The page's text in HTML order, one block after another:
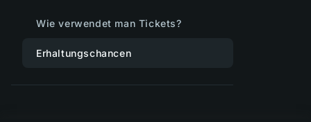
Wie verwendet man Tickets?
Erhaltungschancen